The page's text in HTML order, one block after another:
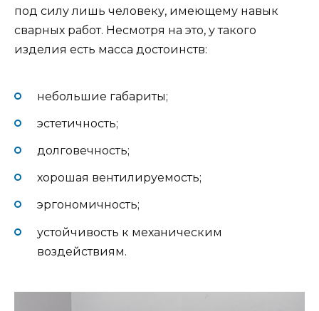
под силу лишь человеку, имеющему навык
сварных работ. Несмотря на это, у такого
изделия есть масса достоинств:
небольшие габариты;
эстетичность;
долговечность;
хорошая вентилируемость;
эргономичность;
устойчивость к механическим
воздействиям.